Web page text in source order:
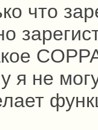
что
я не